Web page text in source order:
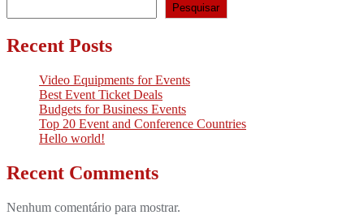
Pesquisar
Recent Posts
Video Equipments for Events
Best Event Ticket Deals
Budgets for Business Events
Top 20 Event and Conference Countries
Hello world!
Recent Comments
Nenhum comentário para mostrar.